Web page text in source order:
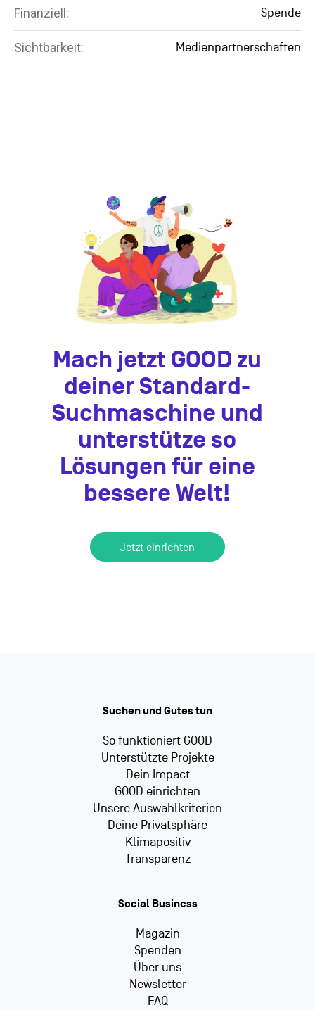
Finanziell: Spende
Sichtbarkeit: Medienpartnerschaften
Mach jetzt GOOD zu
deiner Standard-
Suchmaschine und
unterstütze so
Lösungen für eine
bessere Welt!
Jetzt einrichten
Suchen und Gutes tun
So funktioniert GOOD
Unterstützte Projekte
Dein Impact
GOOD einrichten
Unsere Auswahlkriterien
Deine Privatsphäre
Klimapositiv
Transparenz
Social Business
Magazin
Spenden
Über uns
Newsletter
FAQ